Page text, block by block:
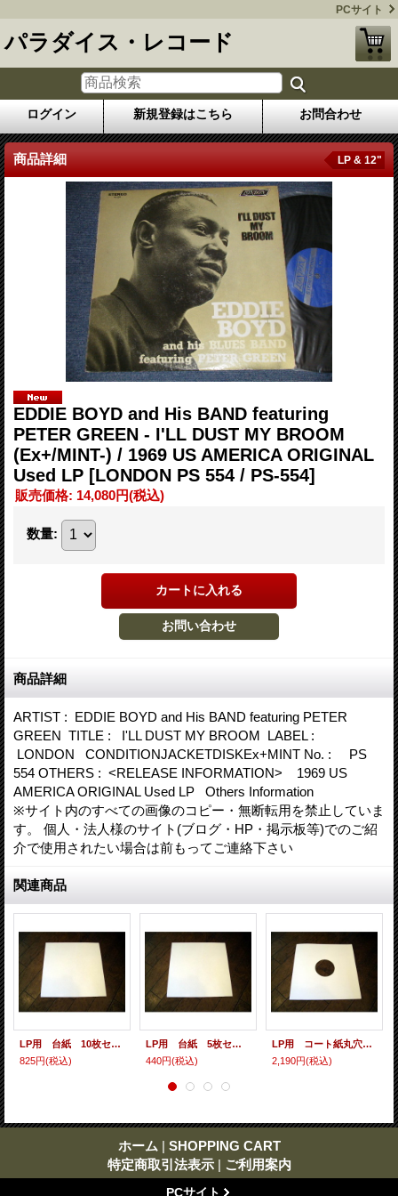
PCサイト
パラダイス・レコード
ログイン 新規登録はこちら お問合わせ
商品詳細 LP & 12"
EDDIE BOYD and His BAND featuring
PETER GREEN - I'LL DUST MY BROOM
(Ex+/MINT-) / 1969 US AMERICA ORIGINAL
Used LP [LONDON PS 554 / PS-554]
販売価格: 14,080円(税込)
数量:
商品詳細
ARTIST : EDDIE BOYD and His BAND featuring PETER
GREEN TITLE : I'LL DUST MY BROOM LABEL :
LONDON CONDITIONJACKETDISKEx+MINT No. : PS
554 OTHERS : <RELEASE INFORMATION> 1969 US
AMERICA ORIGINAL Used LP Others Information
※サイト内のすべての画像のコピー・無断転用を禁止していま
す。 個人・法人様のサイト(ブログ・HP・掲示板等)でのご紹
介で使用されたい場合は前もってご連絡下さい
関連商品
LP用 台紙 10枚セット
825円(税込)
LP用 台紙 5枚セット
440円(税込)
LP用 コート紙丸穴ジャケ 10枚セット
2,190円(税込)
ホーム | SHOPPING CART
特定商取引法表示 | ご利用案内
PCサイト